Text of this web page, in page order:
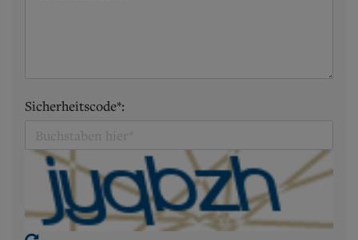
Sicherheitscode*: